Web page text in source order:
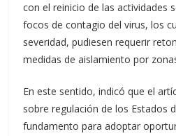
con el reinicio de las actividades
focos de contagio del virus, los
severidad, pudiesen requerir
medidas de aislamiento por
En este sentido, indicó que el
sobre regulación de los Estados
fundamento para adoptar